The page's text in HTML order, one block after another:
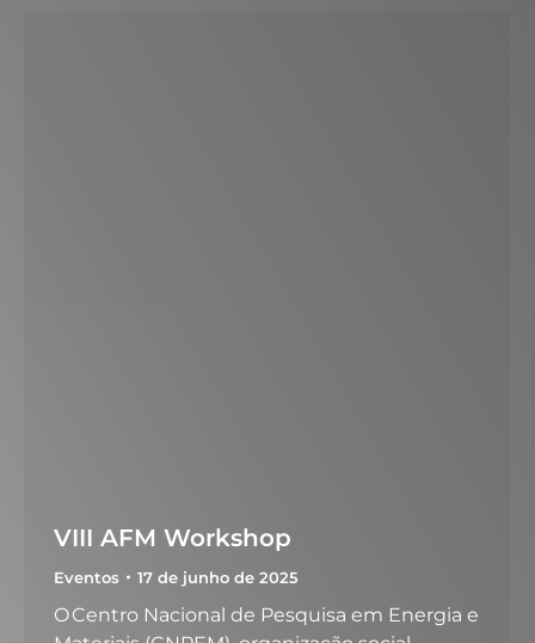
VIII AFM Workshop
Eventos 17 de junho de 2025
O Centro Nacional de Pesquisa em Energia e